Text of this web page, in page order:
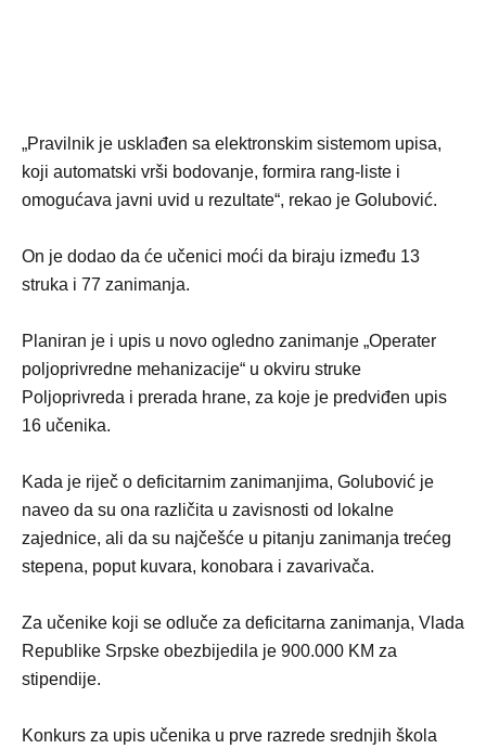
„Pravilnik je usklađen sa elektronskim sistemom upisa,
koji automatski vrši bodovanje, formira rang-liste i
omogućava javni uvid u rezultate“, rekao je Golubović.
On je dodao da će učenici moći da biraju između 13
struka i 77 zanimanja.
Planiran je i upis u novo ogledno zanimanje „Operater
poljoprivredne mehanizacije“ u okviru struke
Poljoprivreda i prerada hrane, za koje je predviđen upis
16 učenika.
Kada je riječ o deficitarnim zanimanjima, Golubović je
naveo da su ona različita u zavisnosti od lokalne
zajednice, ali da su najčešće u pitanju zanimanja trećeg
stepena, poput kuvara, konobara i zavarivača.
Za učenike koji se odluče za deficitarna zanimanja, Vlada
Republike Srpske obezbijedila je 900.000 KM za
stipendije.
Konkurs za upis učenika u prve razrede srednjih škola